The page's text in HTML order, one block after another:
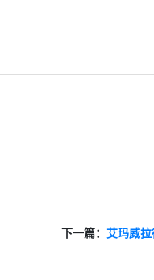
下一篇： 艾玛威